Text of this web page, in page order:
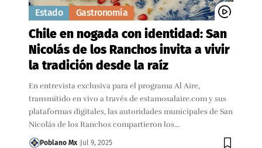
Estado Gastronomía
Chile en nogada con identidad: San
Nicolás de los Ranchos invita a vivir
la tradición desde la raíz
En entrevista exclusiva para el programa Al Aire,
transmitido en vivo a través de estamosalaire.com y sus
plataformas digitales, las autoridades municipales de San
Nicolás de los Ranchos compartieron los…
Poblano Mx Jul 9, 2025